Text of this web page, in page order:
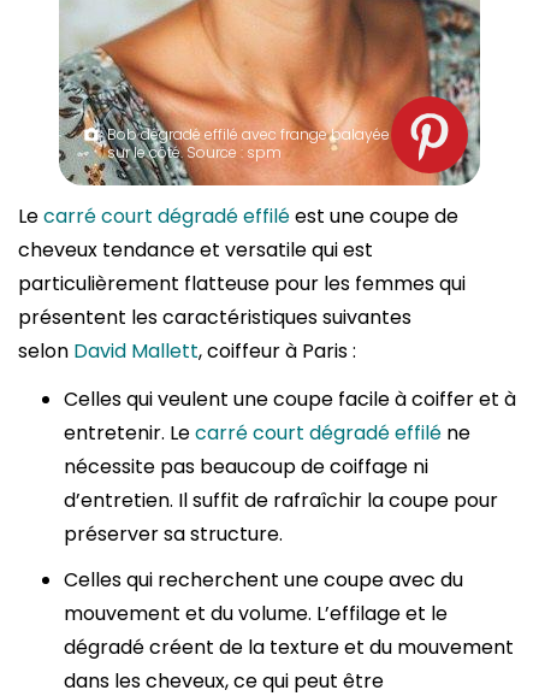
Bob dégradé effilé avec frange balayée
sur le côté. Source : spm
Lecarré court dégradé effiléest une coupe de
cheveux tendance et versatile qui est
particulièrement flatteuse pour les femmes qui
présentent les caractéristiques suivantes
selon David Mallett, coiffeur à Paris :
Celles qui veulent une coupe facile à coiffer et à
entretenir. Lecarré court dégradé effilé ne
nécessite pas beaucoup de coiffage ni
d’entretien. Il suffit de rafraîchir la coupe pour
préserver sa structure.
Celles qui recherchent une coupe avec du
mouvement et du volume. L’effilage et le
dégradé créent de la texture et du mouvement
dans les cheveux, ce qui peut être